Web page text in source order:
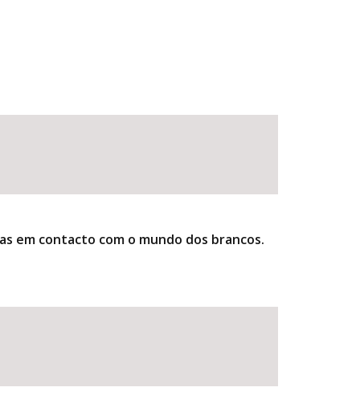
em contacto com o mundo dos brancos.